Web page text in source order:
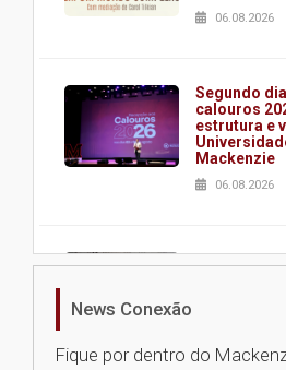
06.08.2026
Segundo
calouros
estrutura e
Mackenzie
06.08.2026
Nova
News Conexão
Fique por dentro do